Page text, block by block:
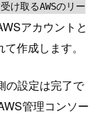
け取るAWSのリー
アカウントと
作成します。
の設定は完了で
管理コンソー